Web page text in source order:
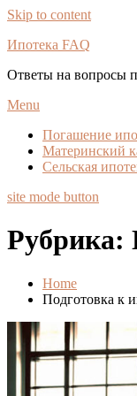
Skip to content
Ипотека FAQ
Ответы на вопросы
Menu
Погашение
Материнский
Сельская
site mode button
Рубрика:
Home
Подготовка к